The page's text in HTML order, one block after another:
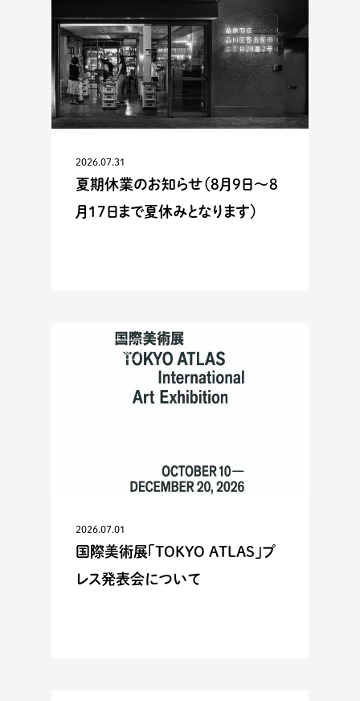
2026.07.31
夏期休業のお知らせ（8月9日〜8
月17日まで夏休みとなります）
ACTIVITIES
2026.07.01
国際美術展「TOKYO ATLAS」プ
レス発表会について